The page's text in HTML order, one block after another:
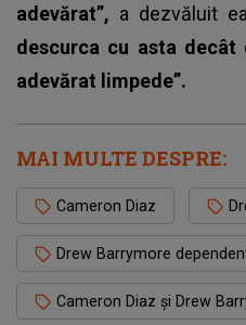
adevărat”, a dezvăluit
descurca cu asta
adevărat limpede”.
MAI MULTE DESPRE:
Cameron Diaz
Drew Barrymore
Cameron Diaz și Drew